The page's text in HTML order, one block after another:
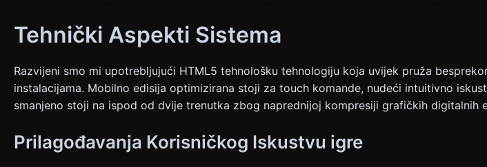
Tehnički Aspekti Sistema
Razvijeni smo mi upotrebljujući HTML5 tehnološku tehnologiju koja uvijek pruža
instalacijama. Mobilno edisija optimizirana stoji za touch komande, nudeći intuitivno
smanjeno stoji na ispod od dvije trenutka zbog naprednijoj kompresiji grafičkih digitalnih
Prilagođavanja Korisničkog Iskustvu igre